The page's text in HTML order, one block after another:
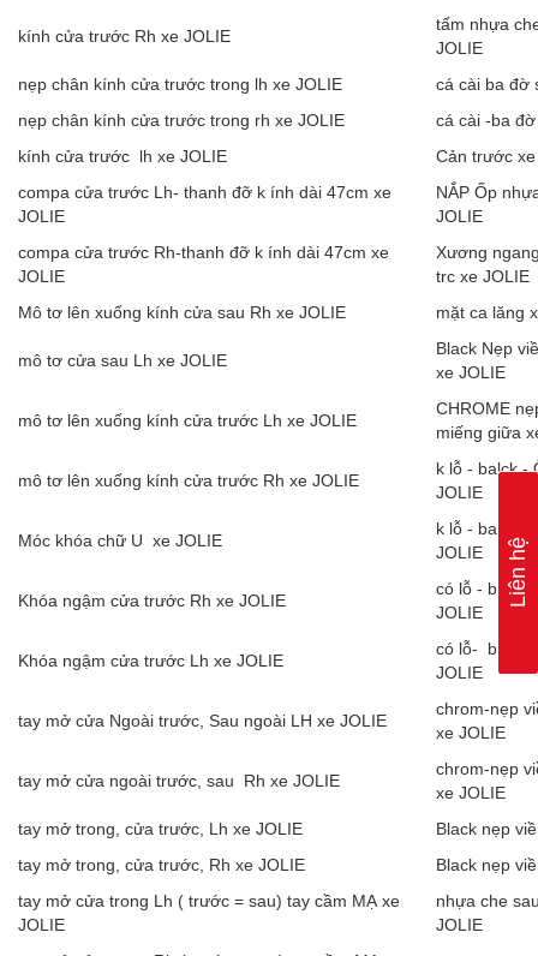
kính cửa trước Rh xe JOLIE
tấm nhựa
JOLIE
nẹp chân kính cửa trước trong lh xe JOLIE
cá cài ba đờ
nẹp chân kính cửa trước trong rh xe JOLIE
cá cài -ba
kính cửa trước lh xe JOLIE
Cản trước
compa cửa trước Lh- thanh đỡ k ính dài 47cm xe
JOLIE
NẮP Ốp
JOLIE
compa cửa trước Rh-thanh đỡ k ính dài 47cm xe
JOLIE
Xương
trc xe JOLIE
Mô tơ lên xuống kính cửa sau Rh xe JOLIE
mặt ca lăng
mô tơ cửa sau Lh xe JOLIE
Black Nẹp
xe JOLIE
mô tơ lên xuống kính cửa trước Lh xe JOLIE
CHROME
miếng giữa
mô tơ lên xuống kính cửa trước Rh xe JOLIE
k lỗ - balck -
JOLIE
Móc khóa chữ U xe JOLIE
k lỗ - balck -
JOLIE
Khóa ngậm cửa trước Rh xe JOLIE
có lỗ - bản
JOLIE
Khóa ngậm cửa trước Lh xe JOLIE
có lỗ- bản
JOLIE
tay mở cửa Ngoài trước, Sau ngoài LH xe JOLIE
chrom-nẹp
xe JOLIE
tay mở cửa ngoài trước, sau Rh xe JOLIE
chrom-nẹp
xe JOLIE
tay mở trong, cửa trước, Lh xe JOLIE
Black nẹp
tay mở trong, cửa trước, Rh xe JOLIE
Black nẹp
tay mở cửa trong Lh ( trước = sau) tay cầm MẠ xe
JOLIE
nhựa che
JOLIE
Liên hệ